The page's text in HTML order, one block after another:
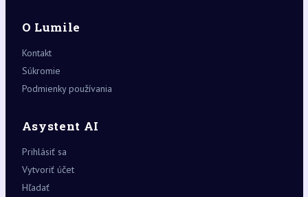
O Lumile
Kontakt
Súkromie
Podmienky používania
Asystent AI
Prihlásiť sa
Vytvoriť účet
Hľadať